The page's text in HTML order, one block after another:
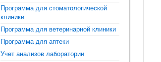
Программа для стоматологической
клиники
Программа для ветеринарной клиники
Программа для аптеки
Учет анализов лаборатории